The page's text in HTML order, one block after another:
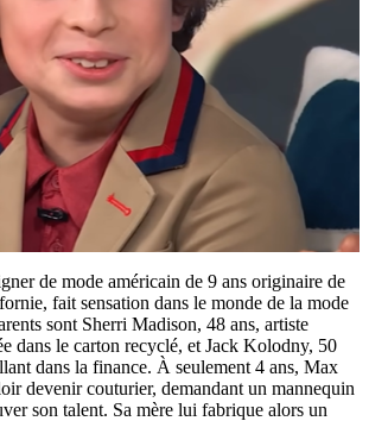
de mode américain de 9 ans originaire de
fait sensation dans le monde de la mode
sont Sherri Madison, 48 ans, artiste
dans le carton recyclé, et Jack Kolodny, 50
dans la finance. À seulement 4 ans, Max
devenir couturier, demandant un mannequin
son talent. Sa mère lui fabrique alors un